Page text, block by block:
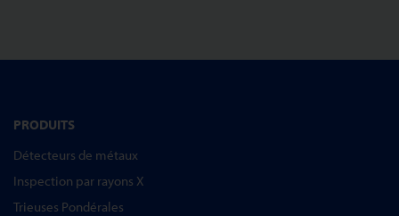
PRODUITS
Détecteurs de métaux
Inspection par rayons X
Trieuses Pondérales